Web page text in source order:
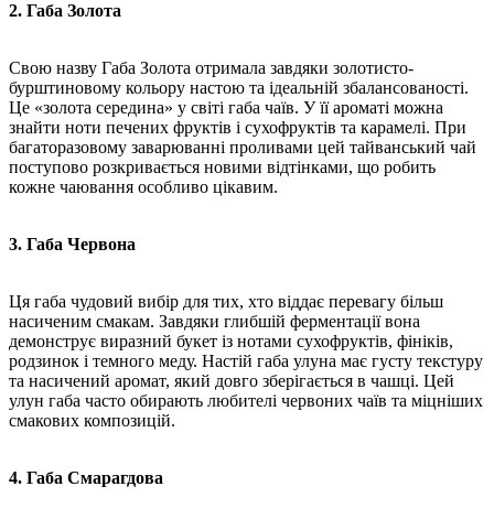
2. Габа Золота
Свою назву Габа Золота отримала завдяки золотисто-
бурштиновому кольору настою та ідеальній збалансованості.
Це «золота середина» у світі габа чаїв. У її ароматі можна
знайти ноти печених фруктів і сухофруктів та карамелі. При
багаторазовому заварюванні проливами цей тайванський чай
поступово розкривається новими відтінками, що робить
кожне чаювання особливо цікавим.
3. Габа Червона
Ця габа чудовий вибір для тих, хто віддає перевагу більш
насиченим смакам. Завдяки глибшій ферментації вона
демонструє виразний букет із нотами сухофруктів, фініків,
родзинок і темного меду. Настій габа улуна має густу текстуру
та насичений аромат, який довго зберігається в чашці. Цей
улун габа часто обирають любителі червоних чаїв та міцніших
смакових композицій.
4. Габа Смарагдова